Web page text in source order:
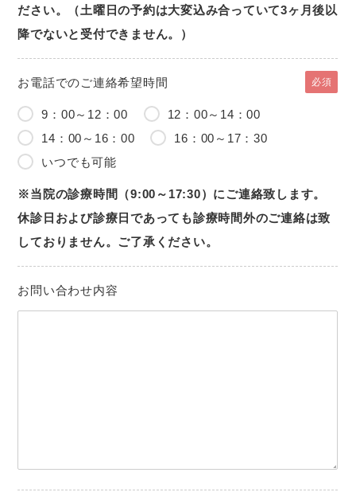
ださい。（土曜日の予約は大変込み合っていて3ヶ月後以
降でないと受付できません。）
お電話でのご連絡希望時間 必須
9：00～12：00
12：00～14：00
14：00～16：00
16：00～17：30
いつでも可能
※当院の診療時間（9:00～17:30）にご連絡致します。
休診日および診療日であっても診療時間外のご連絡は致
しておりません。ご了承ください。
お問い合わせ内容